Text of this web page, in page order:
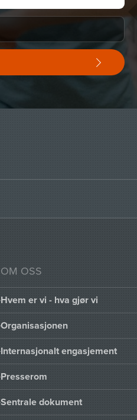
OM OSS
Hvem er vi - hva gjør vi
Organisasjonen
Internasjonalt engasjement
Presserom
Sentrale dokument